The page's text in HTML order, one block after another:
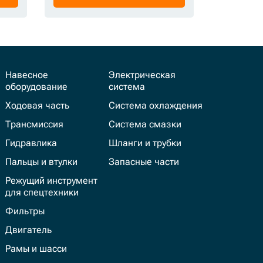
Навесное
оборудование
Ходовая часть
Трансмиссия
Гидравлика
Пальцы и втулки
Режущий инструмент
для спецтехники
Фильтры
Двигатель
Рамы и шасси
Электрическая
система
Система охлаждения
Система смазки
Шланги и трубки
Запасные части